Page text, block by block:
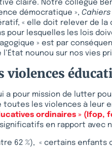
claire. Notre collègue
démocratique »,
« elle doit relever de
pour lesquelles les lois
» est par
nounou sur nos vies
violences
a pour mission de lutter
toutes les violences à leur
ordinaires » (Ifop,
en rapport avec
62 %), « certains